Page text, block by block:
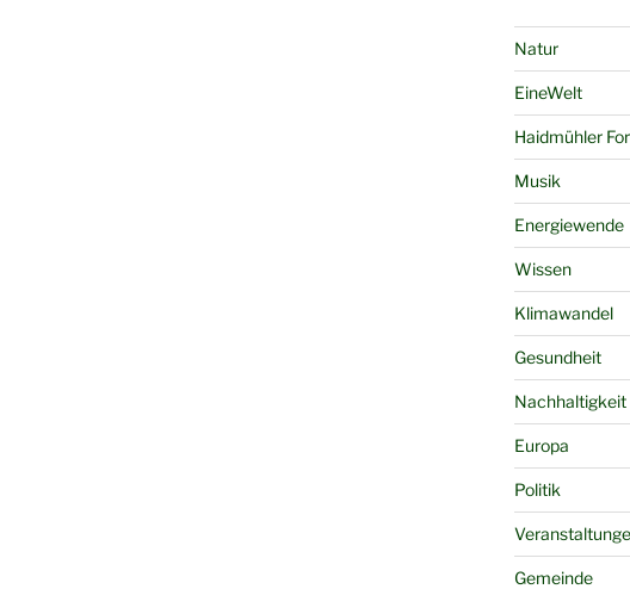
Natur
EineWelt
Haidmühler
Musik
Energiewende
Wissen
Klimawandel
Gesundheit
Nachhaltigkeit
Europa
Politik
Gemeinde